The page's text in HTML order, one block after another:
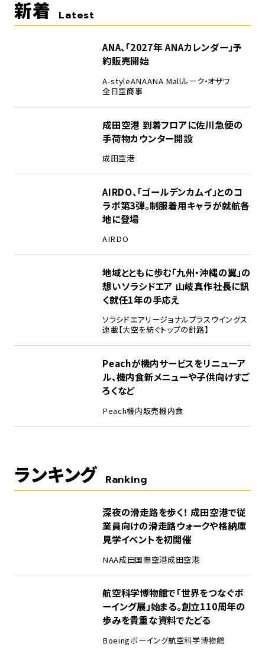
新着 Latest
ANA、「2027年 ANAカレンダー」予
約販売開始
A-styleANAANA Mallルーク・オザワ
全日空商事
成田空港 到着フロアに佐川急便の
手荷物カウンター開設
成田空港
AIRDO、「ゴールデンカムイ」とのコ
ラボ第3弾。制服着用キャラが就航各
地に登場
AIRDO
地域とともに歩む「九州・沖縄の翼」の
想い――ソラシドエア 山岐真作社長に訊
く就任1年の手応え
ソラシドエアリージョナルプラスウイングス
連載【大空を紡ぐトップの針路】
Peachが機内サービスをリニューア
ル、機内食新メニューや子供向けすご
ろくなど
Peach機内販売機内食
ランキング Ranking
深夜の滑走路を歩く！ 成田空港で従
業員向けの滑走路ウォークや格納庫
見学イベントを初開催
NAA成田国際空港成田空港
航空科学博物館で「世界をつなぐボ
ーイング展」始まる。創立110周年の
歩みを貴重な資料でたどる
Boeingボーイング航空科学博物館